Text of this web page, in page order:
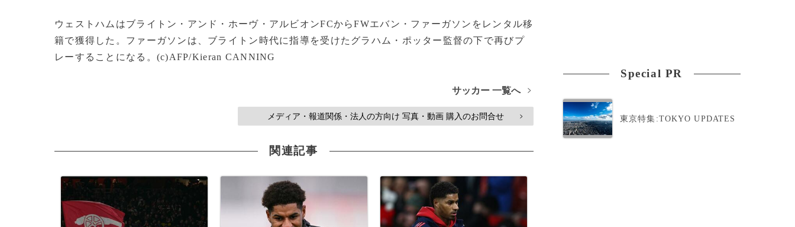
ウェストハムはブライトン・アンド・ホーヴ・アルビオンFCからFWエバン・ファーガソンをレンタル移
籍で獲得した。ファーガソンは、ブライトン時代に指導を受けたグラハム・ポッター監督の下で再びプ
レーすることになる。(c)AFP/Kieran CANNING
サッカー 一覧へ >
メディア・報道関係・法人の方向け 写真・動画 購入のお問合せ >
関連記事
Special PR
東京特集:TOKYO UPDATES